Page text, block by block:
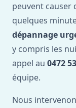
peuvent causer
quelques
dépannage
y compris les
appel au 0472
équipe.
Nous